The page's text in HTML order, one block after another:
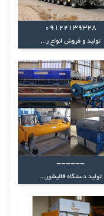
09122139328
تولید و فروش انواع ر...
------
تولید دستگاه قالیشور...